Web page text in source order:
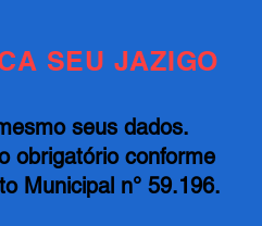
SEU JAZIGO
seus dados.
obrigatório conforme
Municipal n° 59.196.